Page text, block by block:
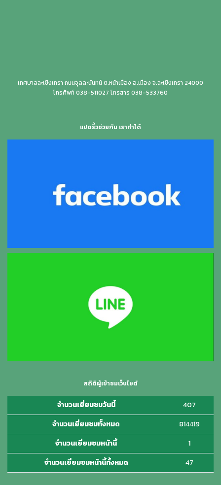
เทศบาลฉะเชิงเทรา ถนนจุลละนันทน์ ต.หน้าเมือง อ.เมือง จ.ฉะเชิงเทรา 24000
โทรศัพท์ 038-511027 โทรสาร 038-533760
แปดริ้วช่วยกัน เราทำได้
สถิติผู้เข้าชมเว็บไซต์
จำนวนเยี่ยมชมวันนี้
407
จำนวนเยี่ยมชมทั้งหมด
814419
จำนวนเยี่ยมชมหน้านี้
1
จำนวนเยี่ยมชมหน้านี้ทั้งหมด
47